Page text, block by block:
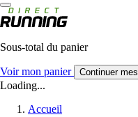
Sous-total du panier
Voir mon panier Continuer
Loading...
Accueil